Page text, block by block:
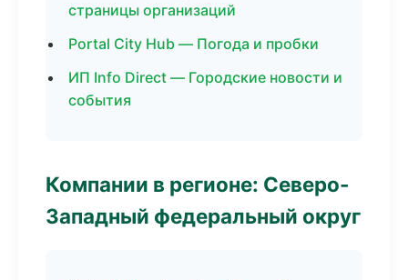
страницы организаций
Portal City Hub — Погода и пробки
ИП Info Direct — Городские новости и
события
Компании в регионе: Северо-
Западный федеральный округ